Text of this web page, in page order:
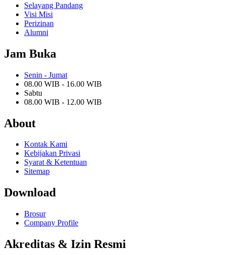
Selayang Pandang
Visi Misi
Perizinan
Alumni
Jam Buka
Senin - Jumat
08.00 WIB - 16.00 WIB
Sabtu
08.00 WIB - 12.00 WIB
About
Kontak Kami
Kebijakan Privasi
Syarat & Ketentuan
Sitemap
Download
Brosur
Company Profile
Akreditas & Izin Resmi